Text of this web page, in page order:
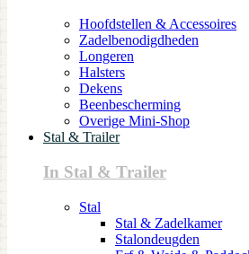
Hoofdstellen & Accessoires
Zadelbenodigdheden
Longeren
Halsters
Dekens
Beenbescherming
Overige Mini-Shop
Stal & Trailer
In Stal & Trailer
Stal
Stal & Zadelkamer
Stalondeugden